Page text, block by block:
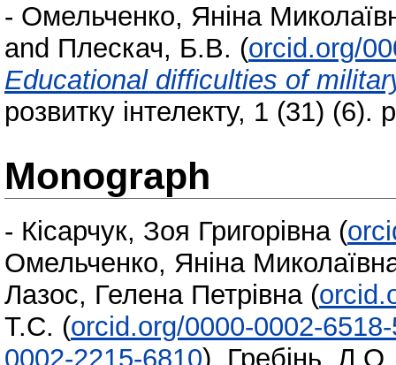
- Омельченко, Яніна
and Плескач, Б.В. (orcid.org/
Educational difficulties of
розвитку інтелекту, 1 (31)
Monograph
- Кісарчук, Зоя Григорівна (
Омельченко, Яніна
Лазос, Гелена Петрівна (
Т.С. (orcid.org/0000-0002-
0002-2215-6810), Гребінь, Л.О.